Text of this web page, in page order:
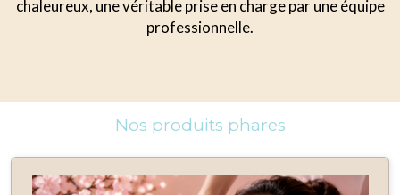
chaleureux, une véritable prise en charge par une équipe
professionnelle.
Nos produits phares